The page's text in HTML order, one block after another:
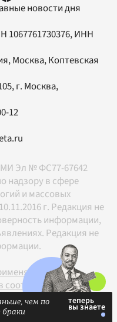
новости дня
1067761730376, ИНН
Москва, Коптевская
, г. Москва,
12
Эл № ФС77-67642
надзору в сфере
и массовых
г. Редакция не
информации,
Редакция не
соответствии с
чем по